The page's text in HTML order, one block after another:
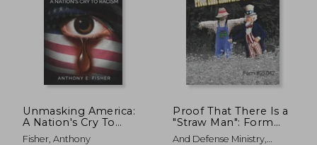
dcto. $ 430.32 dcto. $
Unmasking America:
A Nation's Cry To
Racism (en Inglés)
Fisher, Anthony
Proof That There Is a
"Straw Man": Form
#05.042 (en Inglés)
And Defense Ministry,